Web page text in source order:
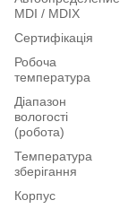
MDI / MDIX
Сертифікація
Робоча
температура
Діапазон
вологості
(робота)
Температура
зберігання
Корпус